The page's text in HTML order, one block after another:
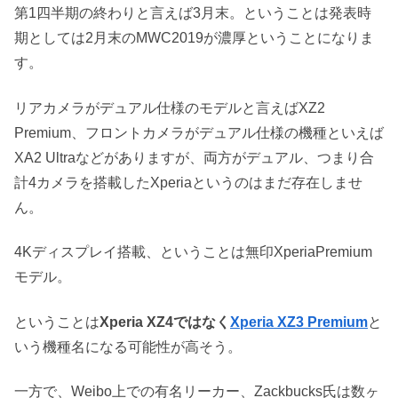
第1四半期の終わりと言えば3月末。ということは発表時
期としては2月末のMWC2019が濃厚ということになりま
す。
リアカメラがデュアル仕様のモデルと言えばXZ2
Premium、フロントカメラがデュアル仕様の機種といえば
XA2 Ultraなどがありますが、両方がデュアル、つまり合
計4カメラを搭載したXperiaというのはまだ存在しませ
ん。
4Kディスプレイ搭載、ということは無印XperiaPremium
モデル。
ということはXperia XZ4ではなく Xperia XZ3 Premiumと
いう機種名になる可能性が高そう。
一方で、Weibo上での有名リーカー、Zackbucks氏は数ヶ